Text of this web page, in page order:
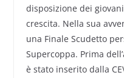
disposizione dei
crescita. Nella sua
una Finale Scudetto
Supercoppa. Prima
è stato inserito dalla